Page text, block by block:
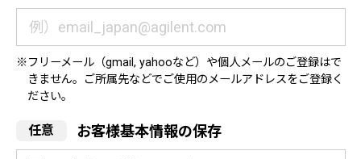
フリーメール（gmail, yahooなど）や個人メールのご登録はで
きません。ご所属先などでご使用のメールアドレスをご登録く
ださい。
お客様基本情報の保存